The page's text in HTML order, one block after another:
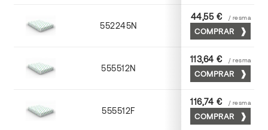
552245N 45 x 64
44,55 € / resma
COMPRAR
555512N 72 x 102
113,64 € / resma
COMPRAR
555512F 72 x 102
116,74 € / resma
COMPRAR